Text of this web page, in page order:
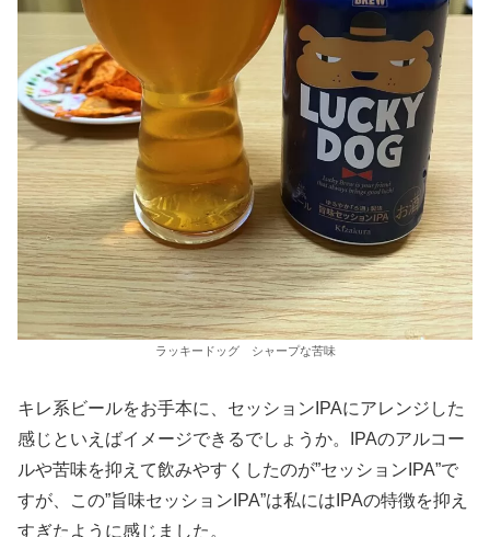
ラッキードッグ シャープな苦味
キレ系ビールをお手本に、セッションIPAにアレンジした
感じといえばイメージできるでしょうか。IPAのアルコー
ルや苦味を抑えて飲みやすくしたのが”セッションIPA”で
すが、この”旨味セッションIPA”は私にはIPAの特徴を抑え
すぎたように感じました。